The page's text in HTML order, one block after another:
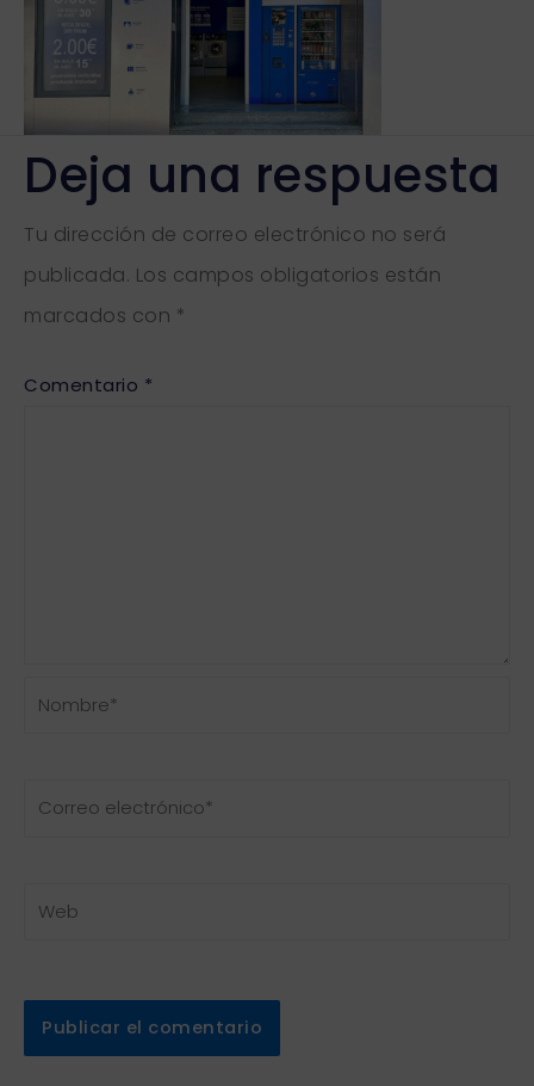
Deja una respuesta
Tu dirección de correo electrónico no será
publicada. Los campos obligatorios están
marcados con *
Comentario *
Nombre*
Correo
Web